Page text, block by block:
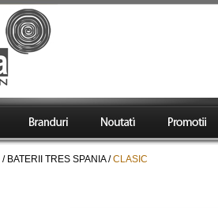
/ BATERII TRES SPANIA/CLASIC